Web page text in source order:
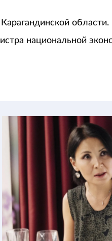
области.
национальной